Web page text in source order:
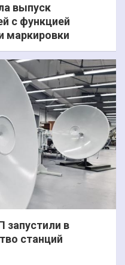
выпуск
с функцией
маркировки
запустили в
станций